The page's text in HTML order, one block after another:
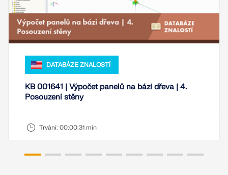
DATABÁZE ZNALOSTÍ
KB 001641 | Výpočet panelů na bázi dřeva | 4.
Posouzení stěny
Trvání: 00:00:31 min